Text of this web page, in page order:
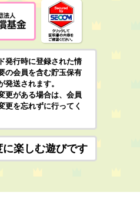
発行時に登録された情
の会員を含む貯玉保有
発送されます。
更がある場合は、会員
更を忘れずに行ってく
楽しむ遊びです